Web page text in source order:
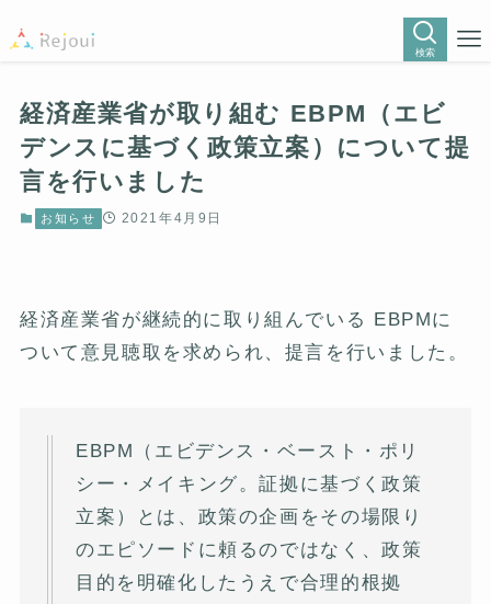
検索
経済産業省が取り組む EBPM（エビ
デンスに基づく政策立案）について提
言を行いました
お知らせ 2021年4月9日
経済産業省が継続的に取り組んでいる EBPMに
ついて意見聴取を求められ、提言を行いました。
EBPM（エビデンス・ベースト・ポリ
シー・メイキング。証拠に基づく政策
立案）とは、政策の企画をその場限り
のエピソードに頼るのではなく、政策
目的を明確化したうえで合理的根拠